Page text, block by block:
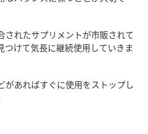
されたサプリメントが市販されて
つけて気長に継続使用していきま
があればすぐに使用をストップし